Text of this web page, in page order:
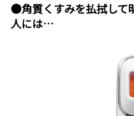
●角質くすみを払拭して
人には…